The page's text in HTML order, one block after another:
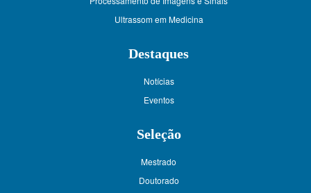
Ultrassom em Medicina
Destaques
Notícias
Eventos
Seleção
Mestrado
Doutorado